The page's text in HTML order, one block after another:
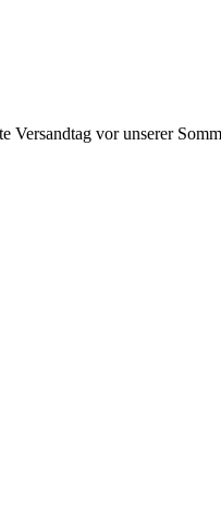
Versandtag vor unserer